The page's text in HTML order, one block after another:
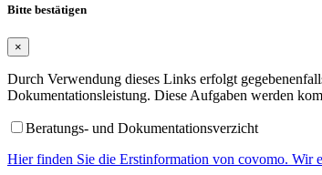
Bitte bestätigen
×
Durch Verwendung dieses Links erfolgt
Dokumentationsleistung. Diese Aufgaben werden
Beratungs- und Dokumentationsverzicht
Hier finden Sie die Erstinformation von covomo. Wir